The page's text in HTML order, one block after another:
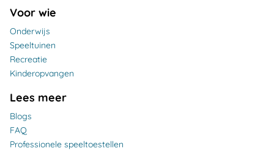
Voor wie
Onderwijs
Speeltuinen
Recreatie
Kinderopvangen
Lees meer
Blogs
FAQ
Professionele speeltoestellen